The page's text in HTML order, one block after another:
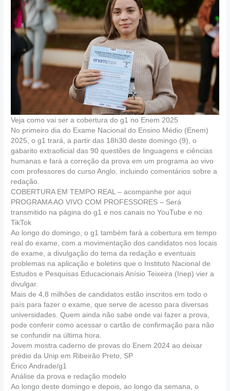
Veja como vai ser a cobertura do g1 no Enem 2025
No primeiro dia do Exame Nacional do Ensino Médio (Enem)
2025, o g1 trará, a partir das 18h30 deste domingo (9), o
gabarito extraoficial das 90 questões de linguagens e ciências
humanas e fará a correção da prova em um programa ao vivo
com professores do curso Anglo, incluindo comentários sobre a
redação.
COBERTURA EM TEMPO REAL – acompanhe por aqui
PROGRAMA AO VIVO COM PROFESSORES – Será
transmitido na página do g1 e nos canais no YouTube e no
TikTok
Ao longo do domingo, o g1 também fará a cobertura em tempo
real do exame, com a movimentação dos candidatos nos locais
de exame, a divulgação do tema da redação e eventuais
problemas na aplicação e boletins que o Instituto Nacional de
Estudos e Pesquisas Educacionais Anísio Teixeira (Inep) vier a
divulgar.
Mais de 4,8 milhões de candidatos estão inscritos em todo o
país para fazer o exame, que serve de acesso para diversas
universidades. Quem ainda não sabe onde vai fazer a prova,
pode conferir como acessar o cartão de confirmação para não
se confundir na última hora.
Jovem mostra caderno de provas do Enem 2024 ao deixar
prédio da Unip em Ribeirão Preto, SP
Érico Andrade/g1
Análise da prova e redação modelo
Ao longo deste domingo e depois, ao longo da semana, o